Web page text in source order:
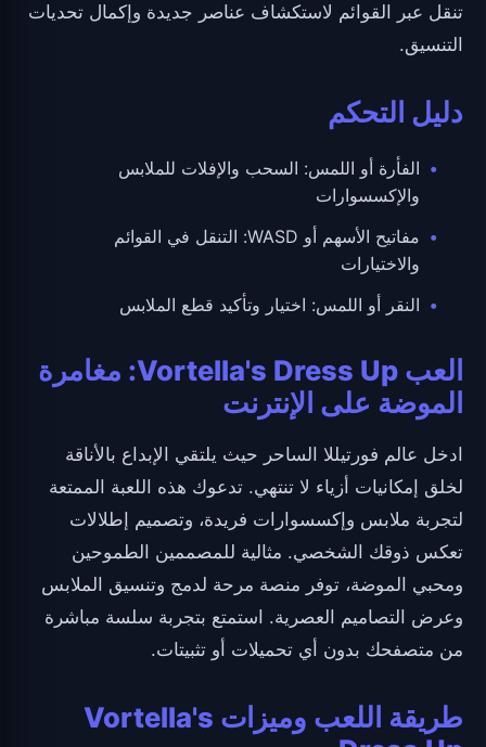
تنقل عبر القوائم لاستكشاف عناصر جديدة وإكمال تحديات
التنسيق.
دليل التحكم
الفأرة أو اللمس: السحب والإفلات للملابس
والإكسسوارات
مفاتيح الأسهم أو WASD: التنقل في القوائم
والاختيارات
النقر أو اللمس: اختيار وتأكيد قطع الملابس
العب Vortella's Dress Up: مغامرة
الموضة على الإنترنت
ادخل عالم فورتيللا الساحر حيث يلتقي الإبداع بالأناقة
لخلق إمكانيات أزياء لا تنتهي. تدعوك هذه اللعبة الممتعة
لتجربة ملابس وإكسسوارات فريدة، وتصميم إطلالات
تعكس ذوقك الشخصي. مثالية للمصممين الطموحين
ومحبي الموضة، توفر منصة مرحة لدمج وتنسيق الملابس
وعرض التصاميم العصرية. استمتع بتجربة سلسة مباشرة
من متصفحك بدون أي تحميلات أو تثبيتات.
طريقة اللعب وميزات Vortella's